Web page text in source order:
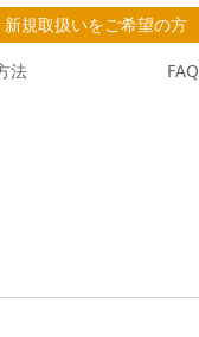
法 FAQ
新規取扱いをご希望の方